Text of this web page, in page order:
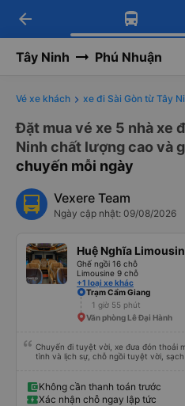
Tải app
Nhận ưu đãi
Tải app Vexere
-30k/ghế khi đặt
arrow_back
Tây Ninh Phú Nhuận
Vé xe khách xe đi Sài Gòn từ Tây
Đặt mua vé xe 5 nhà xe
Ninh chất lượng cao và
chuyến mỗi ngày
Vexere Team
Ngày cập nhật: 09/08/2026
Huệ Nghĩa
Ghế ngồi 16 chỗ
Limousine 9 chỗ
+1 loại xe khác
Trạm Cẩm Giang
1 giờ 55 phút
Văn phòng Lê Đại Hành
Chuyến đi tuyệt vời, xe đưa đón thoải
tình và lịch sự, chỗ ngồi tuyệt vời, sạch
Không cần thanh toán trước
Xác nhận chỗ ngay lập tức